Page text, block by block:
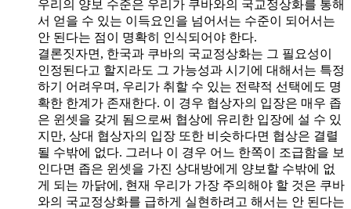
우리의 양보 수준은 우리가 쿠바와의 국교정상화를 통해
서 얻을 수 있는 이득요인을 넘어서는 수준이 되어서는
안 된다는 점이 명확히 인식되어야 한다.
결론짓자면, 한국과 쿠바의 국교정상화는 그 필요성이
인정된다고 할지라도 그 가능성과 시기에 대해서는 특정
하기 어려우며, 우리가 취할 수 있는 전략적 선택에도 명
확한 한계가 존재한다. 이 경우 협상자의 입장은 매우 좁
은 윈셋을 갖게 됨으로써 협상에 유리한 입장에 설 수 있
지만, 상대 협상자의 입장 또한 비슷하다면 협상은 결렬
될 수밖에 없다. 그러나 이 경우 어느 한쪽이 조급함을 보
인다면 좁은 윈셋을 가진 상대방에게 양보할 수밖에 없
게 되는 까닭에, 현재 우리가 가장 주의해야 할 것은 쿠바
와의 국교정상화를 급하게 실현하려고 해서는 안 된다는